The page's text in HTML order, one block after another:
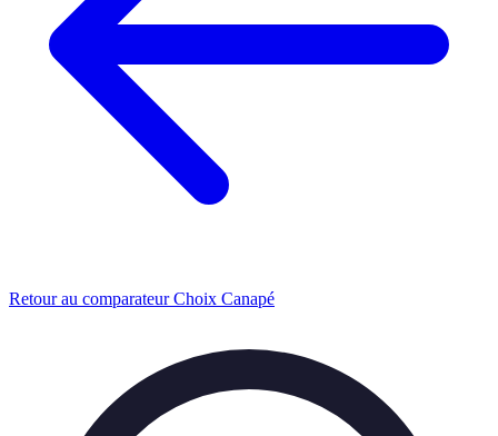
Retour au comparateur Choix Canapé